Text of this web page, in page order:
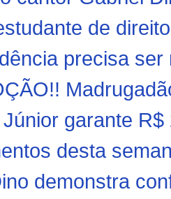
de
precisa
garante
desta
demonstra